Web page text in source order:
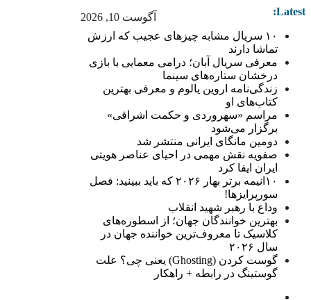
آگوست 10, 2026 Latest:
۱۰ سریال مشابه چیزهای عجیب که ارزش
تماشا دارند
معرفی سریال آبان؛ درامی معمایی با بازی
درخشان ستاره‌های سینما
زندگی‌نامه اروین یالوم و معرفی بهترین
کتاب‌های او
مراسم «سهروردی و حکمت اشراقی»
برگزار می‌شود
دومین مانگای ایرانی منتشر شد
صفویه نقش مهمی در احیای عناصر هویتی
ایران ایفا کرد
۱۰انیمه برتر بهار ۲۰۲۶ که باید ببینید: فصل
سورپرایزها!
وداع با رهبر شهید انقلاب
بهترین خوانندگان جهان؛ از اسطوره‌های
کلاسیک تا معروف‌ترین خواننده جهان در
سال ۲۰۲۶
گوست کردن (Ghosting) یعنی چی؟ علت
گوستینگ در رابطه + راهکار